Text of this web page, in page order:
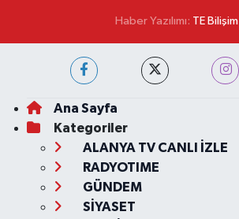
Haber Yazılımı: TE Bilişim
Ana Sayfa
Kategoriler
ALANYA TV CANLI İZLE
RADYOTIME
GÜNDEM
SİYASET